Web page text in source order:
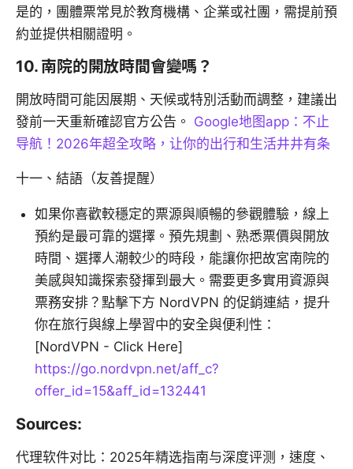
是的，團體票常見於教育機構、企業或社團，需提前預
約並提供相關證明。
10. 南院的開放時間會變嗎？
開放時間可能因展期、天候或特別活動而調整，建議出
發前一天重新確認官方公告。 Google地图app：不止
导航！2026年超全攻略，让你的出行和生活井井有条
十一、結語（友善提醒）
如果你喜歡較穩定的票源與順暢的參觀體驗，線上
預約是最可靠的選擇。預先規劃、熟悉票價與開放
時間、選擇人潮較少的時段，能讓你把故宮南院的
美感與知識探索發揮到最大。需要更多實用資源與
票務安排？點擊下方 NordVPN 的促銷連結，提升
你在旅行與線上學習中的安全與便利性：
[NordVPN - Click Here]
https://go.nordvpn.net/aff_c?
offer_id=15&aff_id=132441
Sources:
代理软件对比：2025年精选指南与深度评测，速度、